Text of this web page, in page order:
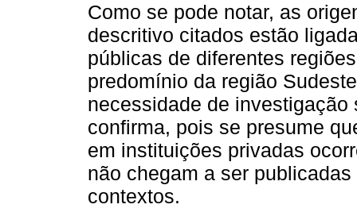
Como se pode notar, as
descritivo citados estão
públicas de diferentes
predomínio da região
necessidade de
confirma, pois se presume
em instituições privadas
não chegam a ser
contextos.